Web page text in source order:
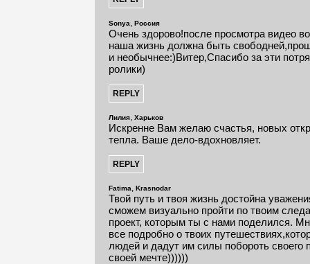
Sonya, Россия
Очень здорово!после просмотра видео
наша жизнь должна быть
и необычнее:)Витер,Спасибо за эти
ролики)
Лилия, Харьков
Искренне Вам желаю счастья, новых
тепла. Ваше дело-вдохновляет.
Fatima, Krasnodar
Твой путь и твоя жизнь достойна
сможем визуально пройти по твоим
проект, которым ты с нами поделился.
все подробно о твоих
людей и дадут им силы побороть своего
своей мечте))))))